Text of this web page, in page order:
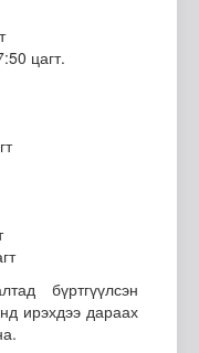
цагт.
бүртгүүлсэн
ирэхдээ дараах